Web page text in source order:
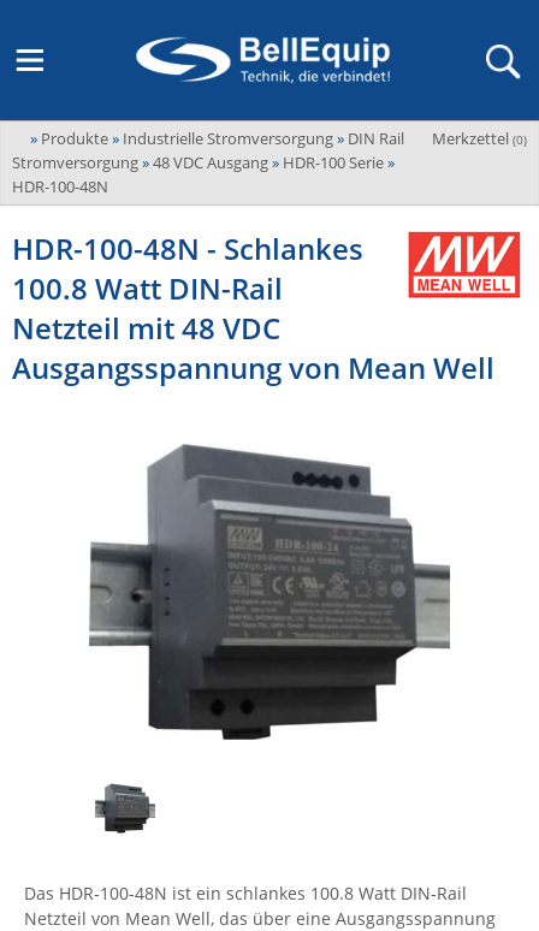
M2M Router, Antennen, VPN & SIM
Fernwartung via Mobilfunk (M2M)
SD-WAN & Bonding
Antennen
KVM & Audio/Video Signalverteilung
Kabel und Verkabelung
USV, Energieverteilung & -messung
Energiemessung
Industrielle Stromversorgung
Energieverteilung
IoT, Umgebungsmonitoring & Sensorik
IP, WLAN & GSM Sensorik
Datenlogger
IoT - Internet of Things
Remote I/O
IPC, Industrielle Netzwerktechnik & WLAN
Wi-Fi - WLAN - Wireless
RMA / Rücksendung / Support
Adder
ADEL system
Advantech-Conel
AKCP / AKCess Pro
Amit
Aten
Comet System
CompleTech
Contemporary Controls
Enginko - mcf88
Fokus Technologies
Gude
Übersicht
Neue Produkte
Aktueller Newsletter
LAGERABVERKAUF Stromverteilung und -messung
Unternehmen
Veranstaltungen
Merkzettel (0)
» Produkte» Industrielle Stromversorgung» DIN Rail
Stromversorgung»48 VDC Ausgang» HDR-100 Serie»
HDR-100-48N
HDR-100-48N - Schlankes
100.8 Watt DIN-Rail
Netzteil mit 48 VDC
Ausgangsspannung von Mean Well
Das HDR-100-48N ist ein schlankes 100.8 Watt DIN-Rail
Netzteil von Mean Well, das über eine Ausgangsspannung